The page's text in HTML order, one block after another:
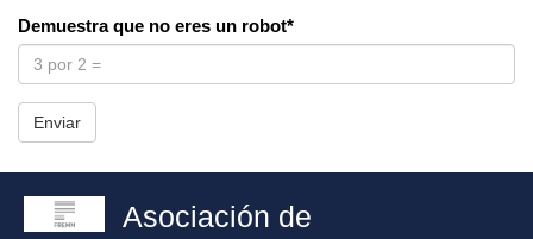
Demuestra que no eres un robot*
Enviar
Asociación de